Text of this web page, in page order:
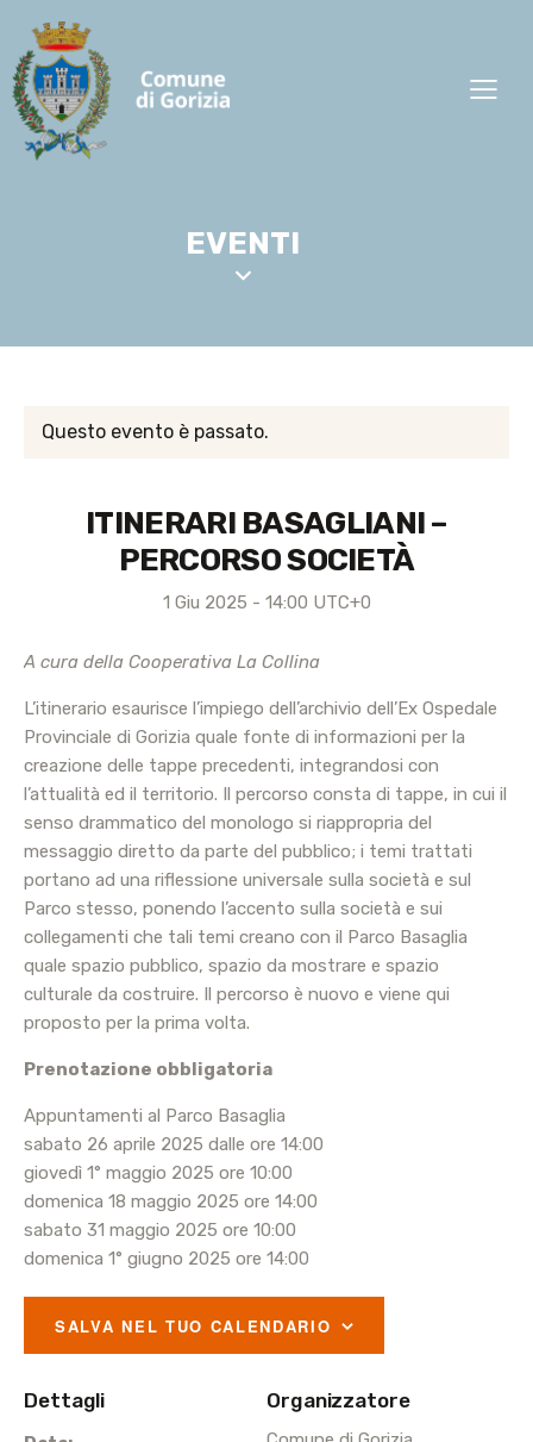
EVENTI
Questo evento è passato.
ITINERARI BASAGLIANI –
PERCORSO SOCIETÀ
1 Giu 2025 - 14:00 UTC+0
A cura della Cooperativa La Collina
L’itinerario esaurisce l’impiego dell’archivio dell’Ex Ospedale
Provinciale di Gorizia quale fonte di informazioni per la
creazione delle tappe precedenti, integrandosi con
l’attualità ed il territorio. Il percorso consta di tappe, in cui il
senso drammatico del monologo si riappropria del
messaggio diretto da parte del pubblico; i temi trattati
portano ad una riflessione universale sulla società e sul
Parco stesso, ponendo l’accento sulla società e sui
collegamenti che tali temi creano con il Parco Basaglia
quale spazio pubblico, spazio da mostrare e spazio
culturale da costruire. Il percorso è nuovo e viene qui
proposto per la prima volta.
Prenotazione obbligatoria
Appuntamenti al Parco Basaglia
sabato 26 aprile 2025 dalle ore 14:00
giovedì 1° maggio 2025 ore 10:00
domenica 18 maggio 2025 ore 14:00
sabato 31 maggio 2025 ore 10:00
domenica 1° giugno 2025 ore 14:00
SALVA NEL TUO CALENDARIO
Dettagli Organizzatore